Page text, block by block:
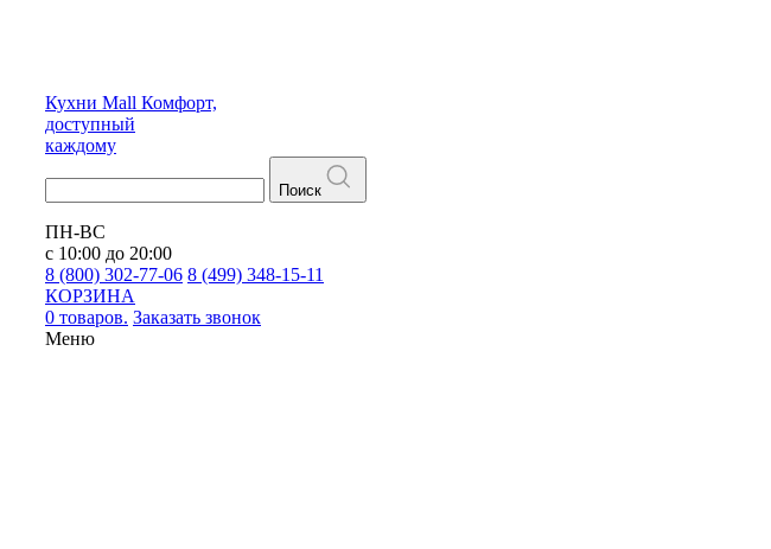
Кухни Mall Комфорт,
доступный
каждому
Поиск
ПН-ВС
с 10:00 до 20:00
8 (800) 302-77-06 8 (499) 348-15-11
КОРЗИНА
0 товаров. Заказать звонок
Меню